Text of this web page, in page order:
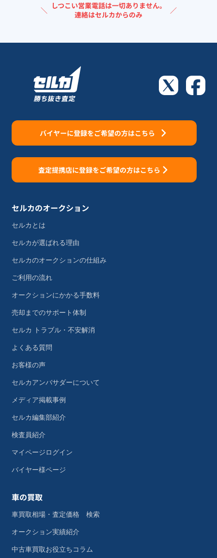
＼ しつこい営業電話は一切ありません。
連絡はセルカからのみ
／
バイヤーに登録をご希望の方はこちら
査定提携店に登録をご希望の方はこちら
セルカのオークション
セルカとは
セルカが選ばれる理由
セルカのオークションの仕組み
ご利用の流れ
オークションにかかる手数料
売却までのサポート体制
セルカ トラブル・不安解消
よくある質問
お客様の声
セルカアンバサダーについて
メディア掲載事例
セルカ編集部紹介
検査員紹介
マイページログイン
バイヤー様ページ
車の買取
車買取相場・査定価格 検索
オークション実績紹介
中古車買取お役立ちコラム